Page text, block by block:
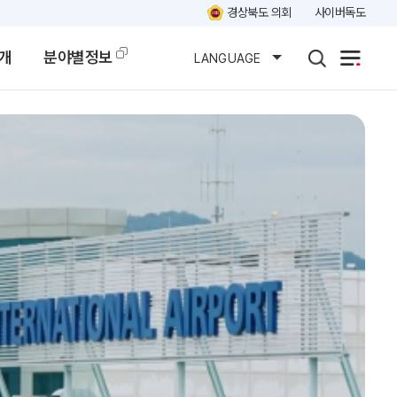
경상북도 의회 사이버독도
분야별정보 LANGUAGE